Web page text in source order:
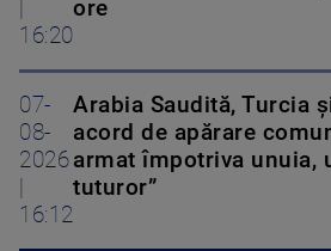
16:20
ore
07-
08-
2026
16:12
Arabia Saudită, Turcia
acord de apărare
armat împotriva unuia,
tuturor”